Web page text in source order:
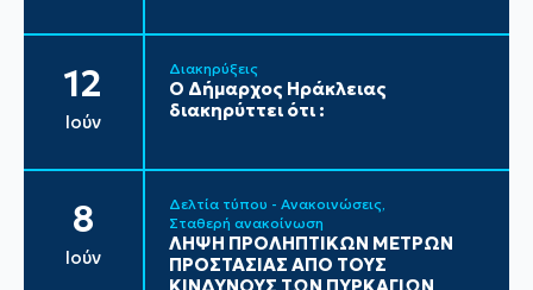
12
Ιούν
Διακηρύξεις
Ο Δήμαρχος Ηράκλειας
διακηρύττει ότι :
8
Ιούν
Δελτία τύπου - Ανακοινώσεις
Σταθερή ανακοίνωση
ΛΗΨΗ ΠΡΟΛΗΠΤΙΚΩΝ ΜΕΤΡΩΝ
ΠΡΟΣΤΑΣΙΑΣ ΑΠΟ ΤΟΥΣ